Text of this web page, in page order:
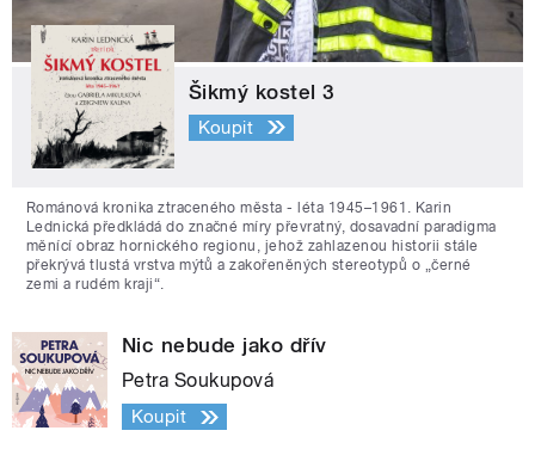
Šikmý kostel 3
Koupit
Románová kronika ztraceného města - léta 1945–1961. Karin
Lednická předkládá do značné míry převratný, dosavadní paradigma
měnící obraz hornického regionu, jehož zahlazenou historii stále
překrývá tlustá vrstva mýtů a zakořeněných stereotypů o „černé
zemi a rudém kraji“.
Nic nebude jako dřív
Petra Soukupová
Koupit